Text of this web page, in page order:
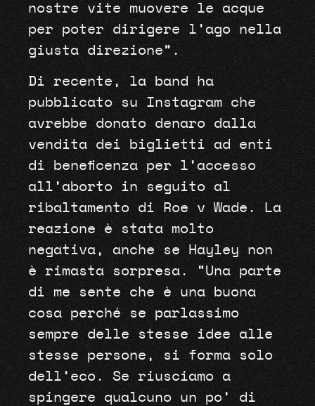
nostre vite muovere le acque
per poter dirigere l’ago nella
giusta direzione”.
Di recente, la band ha
pubblicato su Instagram che
avrebbe donato denaro dalla
vendita dei biglietti ad enti
di beneficenza per l’accesso
all’aborto in seguito al
ribaltamento di Roe v Wade. La
reazione è stata molto
negativa, anche se Hayley non
è rimasta sorpresa. “Una parte
di me sente che è una buona
cosa perché se parlassimo
sempre delle stesse idee alle
stesse persone, si forma solo
dell’eco. Se riusciamo a
spingere qualcuno un po’ di